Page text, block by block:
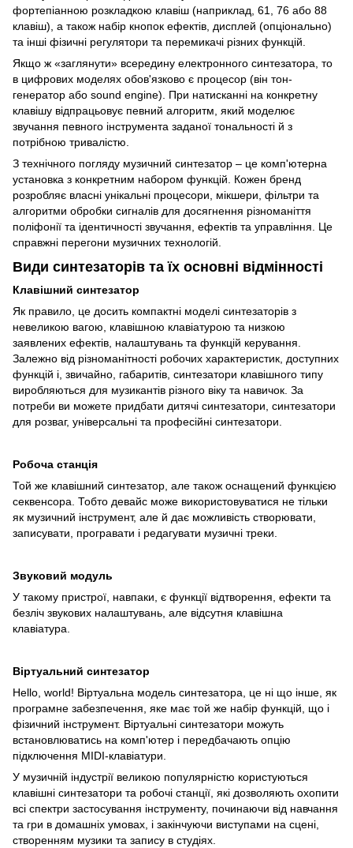
фортепіанною розкладкою клавіш (наприклад, 61, 76 або 88
клавіш), а також набір кнопок ефектів, дисплей (опціонально)
та інші фізичні регулятори та перемикачі різних функцій.
Якщо ж «заглянути» всередину електронного синтезатора, то
в цифрових моделях обов'язково є процесор (він тон-
генератор або sound engine). При натисканні на конкретну
клавішу відпрацьовує певний алгоритм, який моделює
звучання певного інструмента заданої тональності й з
потрібною тривалістю.
З технічного погляду музичний синтезатор – це комп'ютерна
установка з конкретним набором функцій. Кожен бренд
розробляє власні унікальні процесори, мікшери, фільтри та
алгоритми обробки сигналів для досягнення різноманіття
поліфонії та ідентичності звучання, ефектів та управління. Це
справжні перегони музичних технологій.
Види синтезаторів та їх основні відмінності
Клавішний синтезатор
Як правило, це досить компактні моделі синтезаторів з
невеликою вагою, клавішною клавіатурою та низкою
заявлених ефектів, налаштувань та функцій керування.
Залежно від різноманітності робочих характеристик, доступних
функцій і, звичайно, габаритів, синтезатори клавішного типу
виробляються для музикантів різного віку та навичок. За
потреби ви можете придбати дитячі синтезатори, синтезатори
для розваг, універсальні та професійні синтезатори.
Робоча станція
Той же клавішний синтезатор, але також оснащений функцією
секвенсора. Тобто девайс може використовуватися не тільки
як музичний інструмент, але й дає можливість створювати,
записувати, програвати і редагувати музичні треки.
Звуковий модуль
У такому пристрої, навпаки, є функції відтворення, ефекти та
безліч звукових налаштувань, але відсутня клавішна
клавіатура.
Віртуальний синтезатор
Hello, world! Віртуальна модель синтезатора, це ні що інше, як
програмне забезпечення, яке має той же набір функцій, що і
фізичний інструмент. Віртуальні синтезатори можуть
встановлюватись на комп'ютер і передбачають опцію
підключення MIDI-клавіатури.
У музичній індустрії великою популярністю користуються
клавішні синтезатори та робочі станції, які дозволяють охопити
всі спектри застосування інструменту, починаючи від навчання
та гри в домашніх умовах, і закінчуючи виступами на сцені,
створенням музики та запису в студіях.